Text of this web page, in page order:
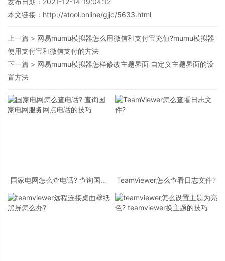
本文链接： http://atool.online/gjjc/5633.html
上一篇 > 网易mumu模拟器怎么用微信和支付宝充值?mumu模拟器
使用支付宝和微信支付的方法
下一篇 > 网易mumu模拟器怎样修改主题界面 自定义主题界面的设
置方法
国家电网怎么查电话? 查询国家
TeamViewer怎么查看日志文件?